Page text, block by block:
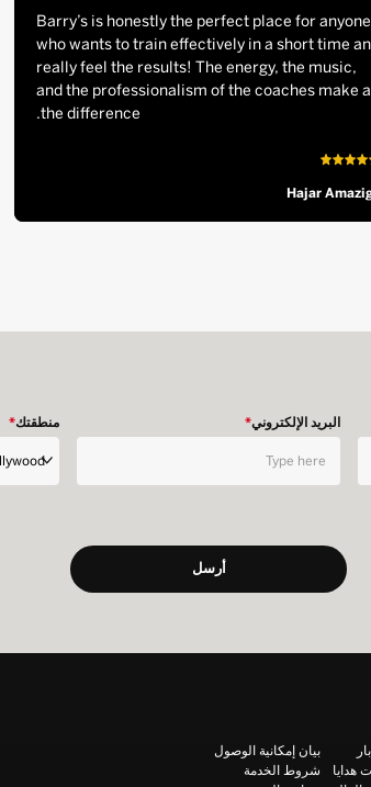
Barry’s is honestly the perfect place for anyone
who wants to train effectively in a short time
really feel the results! The energy, the music,
and the professionalism of the coaches make
the difference.
Hajar
البريد الإلكتروني* منطقتك*
هدايا
بيان إمكانية الوصول
شروط الخدمة